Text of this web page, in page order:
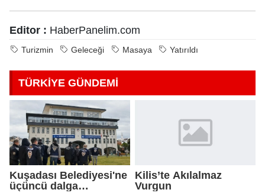
Editor : HaberPanelim.com
Turizmin Geleceği Masaya Yatırıldı
TÜRKİYE GÜNDEMİ
Kuşadası Belediyesi'ne
üçüncü dalga
Kilis’te Akılalmaz
Vurgun